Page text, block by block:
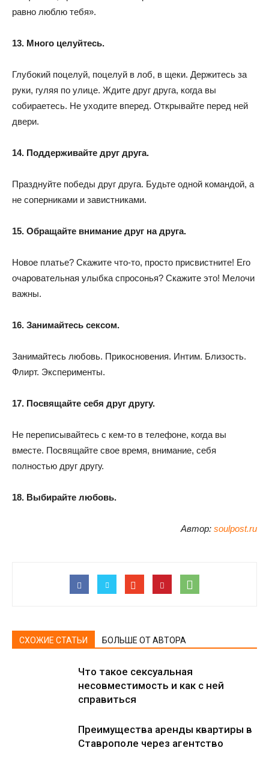
равно люблю тебя».
13. Много целуйтесь.
Глубокий поцелуй, поцелуй в лоб, в щеки. Держитесь за
руки, гуляя по улице. Ждите друг друга, когда вы
собираетесь. Не уходите вперед. Открывайте перед ней
двери.
14. Поддерживайте друг друга.
Празднуйте победы друг друга. Будьте одной командой, а
не соперниками и завистниками.
15. Обращайте внимание друг на друга.
Новое платье? Скажите что-то, просто присвистните! Его
очаровательная улыбка спросонья? Скажите это! Мелочи
важны.
16. Занимайтесь сeксом.
Занимайтесь любовь. Прикосновения. Интим. Близость.
Флирт. Эксперименты.
17. Посвящайте себя друг другу.
Не переписывайтесь с кем-то в телефоне, когда вы
вместе. Посвящайте свое время, внимание, себя
полностью друг другу.
18. Выбирайте любовь.
Автор: soulpost.ru
СХОЖИЕ СТАТЬИ БОЛЬШЕ ОТ АВТОРА
Что такое сексуальная
несовместимость и как с ней
справиться
Преимущества аренды квартиры в
Ставрополе через агентство